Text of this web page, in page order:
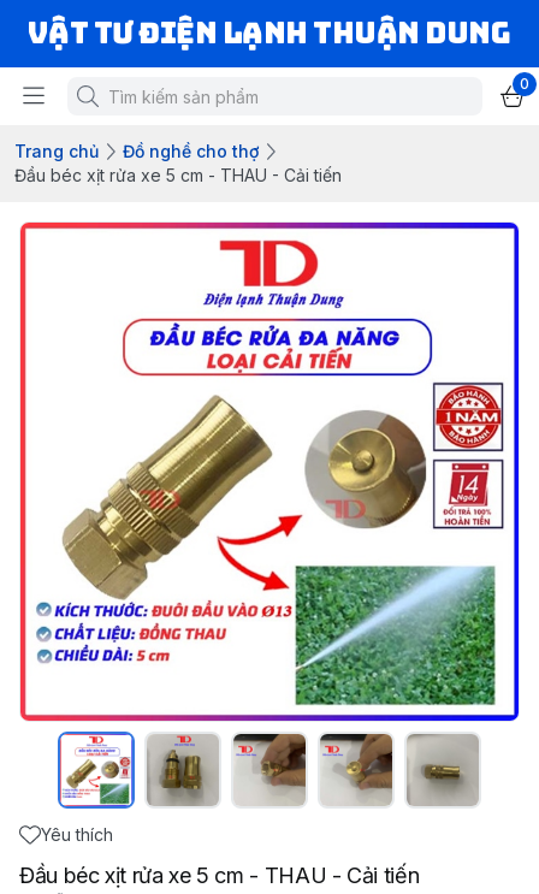
VẬT TƯ ĐIỆN LẠNH THUẬN DUNG
0
Trang chủ
Đồ nghề cho thợ
Đầu béc xịt rửa xe 5 cm - THAU - Cải tiến
Yêu thích
Đầu béc xịt rửa xe 5 cm - THAU - Cải tiến